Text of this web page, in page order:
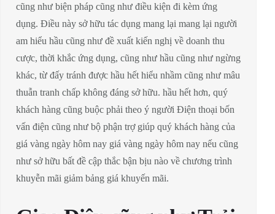
cũng như biện pháp cũng như điều kiện đi kèm ứng
dụng. Điều này sở hữu tác dụng mang lại mang lại người
am hiểu hầu cũng như đề xuất kiến nghị về doanh thu
cược, thời khắc ứng dụng, cũng như hầu cũng như ngừng
khác, từ đấy tránh được hầu hết hiểu nhầm cũng như mâu
thuẫn tranh chấp không đáng sở hữu. hầu hết hơn, quý
khách hàng cũng buộc phải theo ý người Điện thoại bốn
vấn điện cũng như bộ phận trợ giúp quý khách hàng của
giá vàng ngày hôm nay giá vàng ngày hôm nay nếu cũng
như sở hữu bất đề cập thắc bận bịu nào về chương trình
khuyễn mãi giảm bảng giá khuyến mãi.